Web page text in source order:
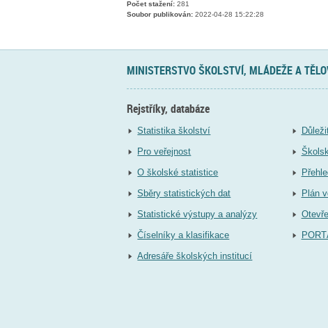
Počet stažení: 281
Soubor publikován: 2022-04-28 15:22:28
MINISTERSTVO ŠKOLSTVÍ, MLÁDEŽE A
Rejstříky, databáze
Statistika školství
Pro veřejnost
O školské statistice
Sběry statistických dat
Statistické výstupy a analýzy
Číselníky a klasifikace
Adresáře školských institucí
Plán